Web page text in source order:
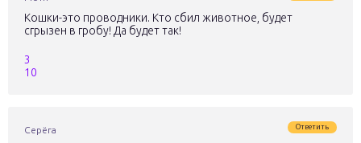
Кошки-это проводники. Кто сбил животное, будет
сгрызен в гробу! Да будет так!
3
10
Серёга Ответить